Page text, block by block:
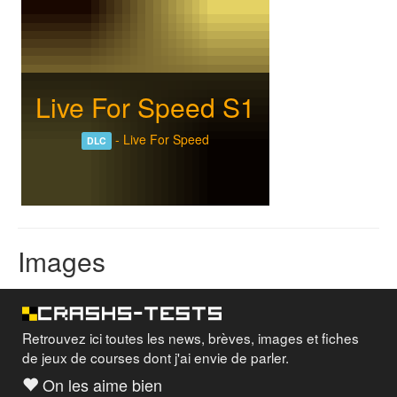
Live For Speed S1
DLC - Live For Speed
Images
Retrouvez ici toutes les news, brèves, images et fiches
de jeux de courses dont j'ai envie de parler.
On les aime bien